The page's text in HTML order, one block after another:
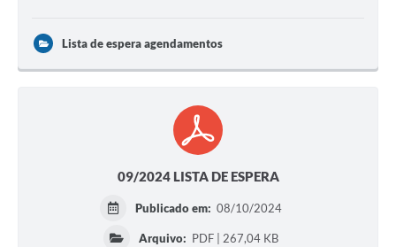
Lista de espera agendamentos
09/2024 LISTA DE ESPERA
Publicado em: 08/10/2024
Arquivo: PDF | 267,04 KB